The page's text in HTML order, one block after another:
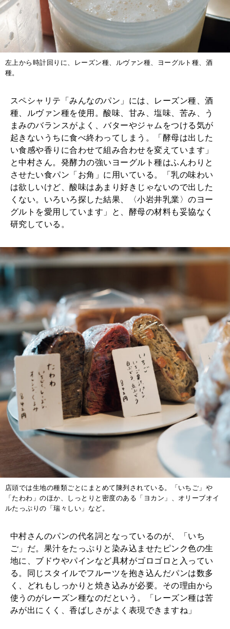
左上から時計回りに、レーズン種、ルヴァン種、ヨーグルト種、酒
種。
スペシャリテ「みんなのパン」には、レーズン種、酒
種、ルヴァン種を使用。酸味、甘み、塩味、苦み、う
まみのバランスがよく、バターやジャムをつける気が
起きないうちに食べ終わってしまう。「酵母は出した
い食感や香りに合わせて組み合わせを変えています」
と中村さん。発酵力の強いヨーグルト種はふんわりと
させたい食パン「お角」に用いている。「乳の味わい
は欲しいけど、酸味はあまり好きじゃないので出した
くない。いろいろ探した結果、〈小岩井乳業〉のヨー
グルトを愛用しています」と、酵母の材料も妥協なく
研究している。
店頭では生地の種類ごとにまとめて陳列されている。「いちご」や
「たわわ」のほか、しっとりと密度のある「ヨカン」、オリーブオイ
ルたっぷりの「瑞々しい」など。
中村さんのパンの代名詞となっているのが、「いち
ご」だ。果汁をたっぷりと染み込ませたピンク色の生
地に、ブドウやパインなど具材がゴロゴロと入ってい
る。同じスタイルでフルーツを抱き込んだパンは数多
く、どれもしっかりと焼き込みが必要。その理由から
使うのがレーズン種なのだという。「レーズン種は苦
みが出にくく、香ばしさがよく表現できますね」